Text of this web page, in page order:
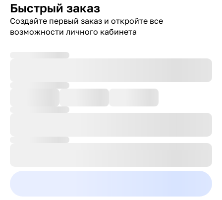
Быстрый заказ
Создайте первый заказ и откройте все
возможности личного кабинета